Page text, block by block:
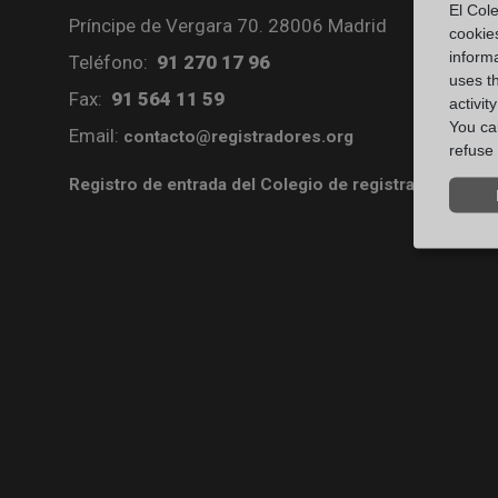
Príncipe de Vergara 70. 28006 Madrid
Teléfono: 91 270 17 96
Fax: 91 564 11 59
Email: contacto@registradores.org
Registro de entrada del Colegio de registradores
El
uses
You
refuse